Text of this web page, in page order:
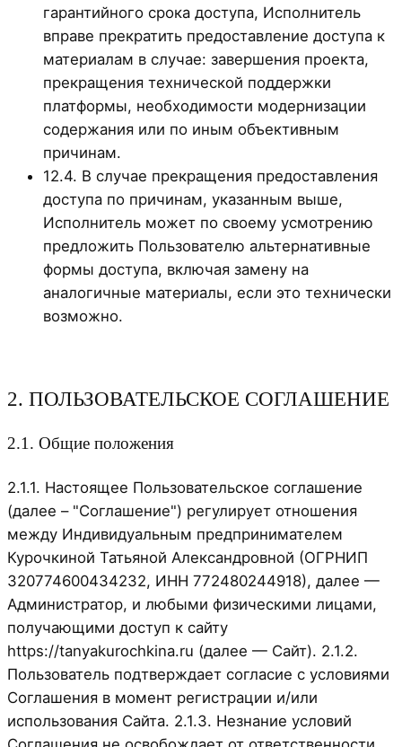
гарантийного срока доступа, Исполнитель
вправе прекратить предоставление доступа к
материалам в случае: завершения проекта,
прекращения технической поддержки
платформы, необходимости модернизации
содержания или по иным объективным
причинам.
12.4. В случае прекращения предоставления
доступа по причинам, указанным выше,
Исполнитель может по своему усмотрению
предложить Пользователю альтернативные
формы доступа, включая замену на
аналогичные материалы, если это технически
возможно.
2. ПОЛЬЗОВАТЕЛЬСКОЕ СОГЛАШЕНИЕ
2.1. Общие положения
2.1.1. Настоящее Пользовательское соглашение
(далее – "Соглашение") регулирует отношения
между Индивидуальным предпринимателем
Курочкиной Татьяной Александровной (ОГРНИП
320774600434232, ИНН 772480244918), далее —
Администратор, и любыми физическими лицами,
получающими доступ к сайту
https://tanyakurochkina.ru (далее — Сайт). 2.1.2.
Пользователь подтверждает согласие с условиями
Соглашения в момент регистрации и/или
использования Сайта. 2.1.3. Незнание условий